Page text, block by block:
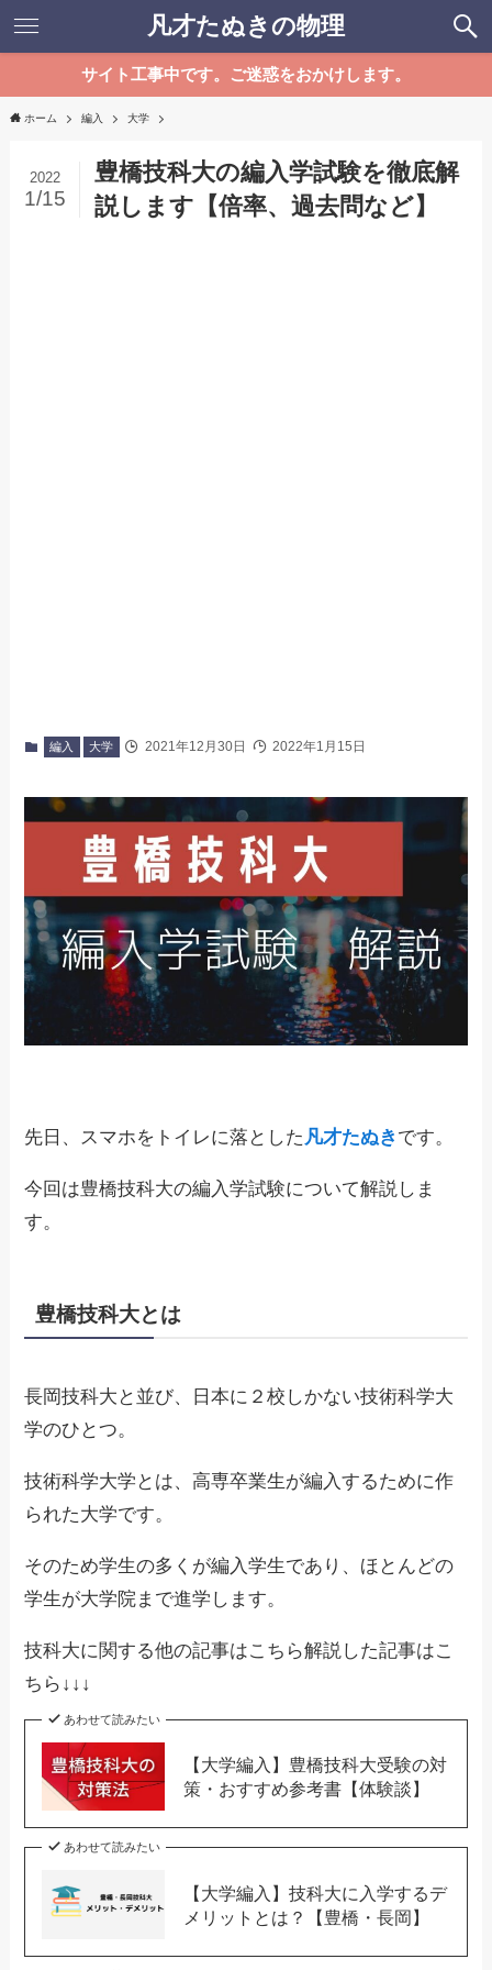
凡才たぬきの物理
サイト工事中です。ご迷惑をおかけします。
ホーム 編入 大学
豊橋技科大の編入学試験を徹底解
説します【倍率、過去問など】
2022
1/15
編入 大学 2021年12月30日 2022年1月15日
先日、スマホをトイレに落とした 凡才たぬき です。
今回は豊橋技科大の編入学試験について解説しま
す。
豊橋技科大とは
長岡技科大と並び、日本に２校しかない技術科学大
学のひとつ。
技術科学大学とは、高専卒業生が編入するために作
られた大学です。
そのため学生の多くが編入学生であり、ほとんどの
学生が大学院まで進学します。
技科大に関する他の記事はこちら解説した記事はこ
ちら↓↓↓
あわせて読みたい
【大学編入】豊橋技科大受験の対
策・おすすめ参考書【体験談】
あわせて読みたい
【大学編入】技科大に入学するデ
メリットとは？【豊橋・長岡】